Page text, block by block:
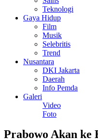
Teknologi
Gaya Hidup
Film
Musik
Selebritis
Trend
Nusantara
DKI Jakarta
Daerah
Info Pemda
Galeri
Video
Foto
Prabowo Akan ke